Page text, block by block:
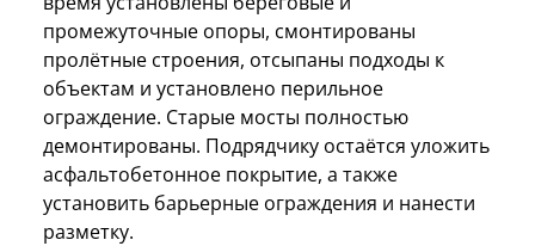
промежуточные опоры, смонтированы
пролётные строения, отсыпаны подходы к
объектам и установлено перильное
ограждение. Старые мосты полностью
демонтированы. Подрядчику остаётся уложить
асфальтобетонное покрытие, а также
установить барьерные ограждения и нанести
разметку.